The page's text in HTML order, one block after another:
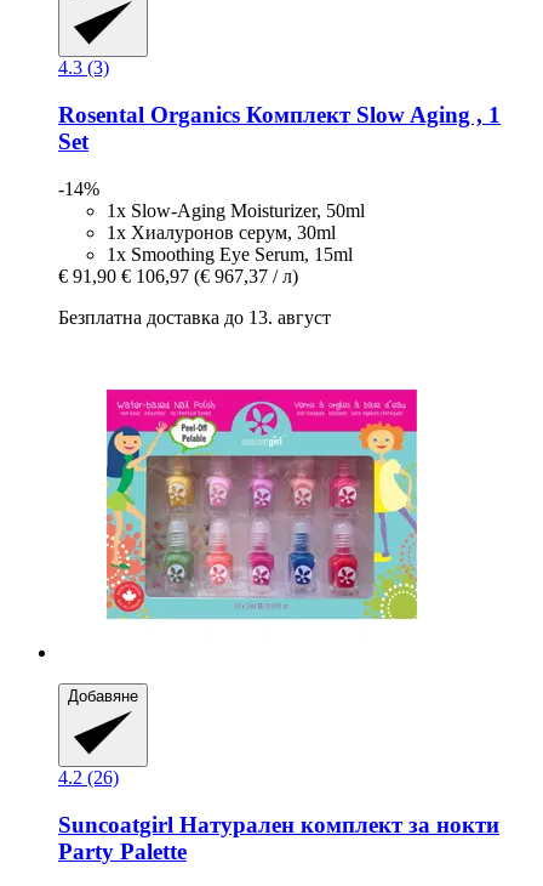
4.3 (3)
Rosental Organics Комплект Slow Aging , 1
Set
-14%
1x Slow-Aging Moisturizer, 50ml
1x Хиалуронов серум, 30ml
1x Smoothing Eye Serum, 15ml
€ 91,90 € 106,97 (€ 967,37 / л)
Безплатна доставка до 13. август
Добавяне
4.2 (26)
Suncoatgirl Натурален комплект за нокти
Party Palette